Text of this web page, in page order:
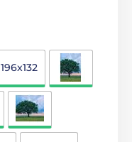
196x132